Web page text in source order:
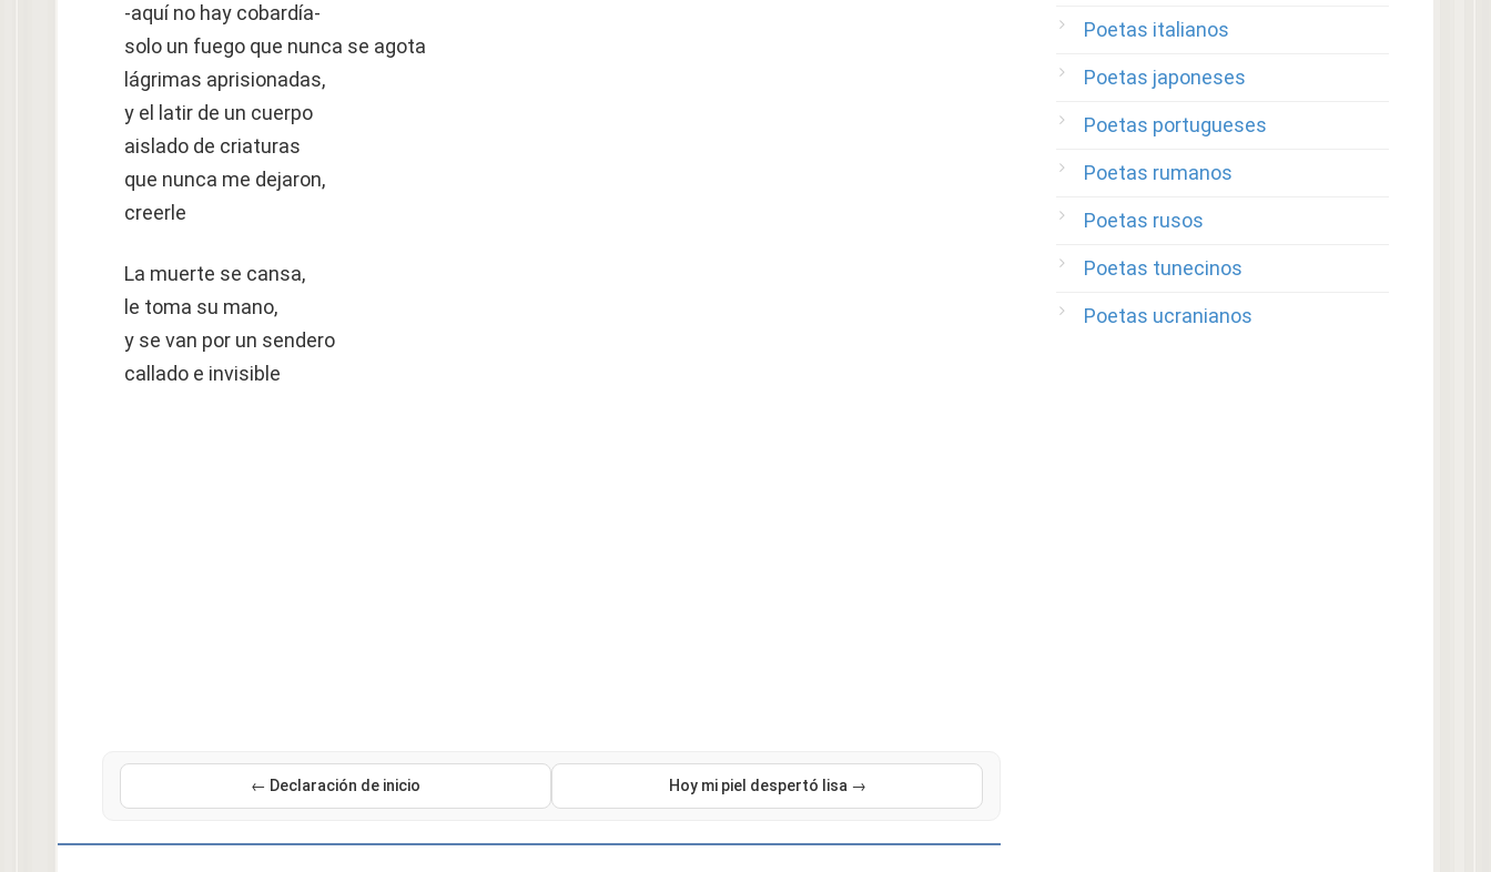
-aquí no hay cobardía-
solo un fuego que nunca se agota
lágrimas aprisionadas,
y el latir de un cuerpo
aislado de criaturas
que nunca me dejaron,
creerle
La muerte se cansa,
le toma su mano,
y se van por un sendero
callado e invisible
← Declaración de inicio Hoy mi piel despertó lisa →
Poetas italianos
Poetas japoneses
Poetas portugueses
Poetas rumanos
Poetas rusos
Poetas tunecinos
Poetas ucranianos